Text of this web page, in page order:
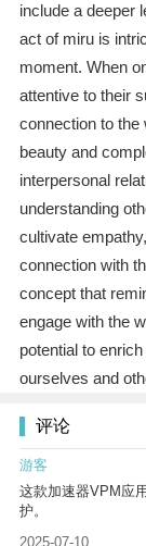
include a deeper
act of miru is
moment. When
attentive to their
connection to the
beauty and
interpersonal
understanding
cultivate
connection with
concept that
engage with the
potential to
ourselves and
评论
游客
这款加速器VPM应
护。
2025-07-10